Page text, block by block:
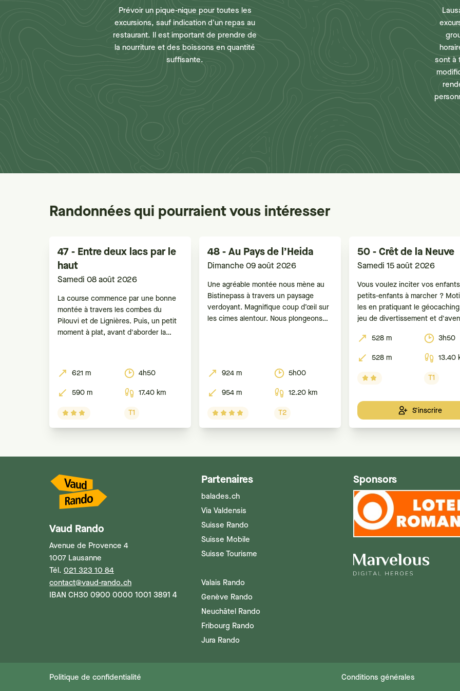
Prévoir un pique-nique pour toutes les
excursions, sauf indication d'un repas au
restaurant. Il est important de prendre de
la nourriture et des boissons en quantité
suffisante.
sont à
Randonnées qui pourraient vous intéresser
47 - Entre deux lacs par le
haut
Samedi 08 août 2026
La course commence par une bonne
montée à travers les combes du
Pilouvi et de Lignières. Puis, un petit
moment à plat, avant d'aborder la
621 m
4h50
590 m
17.40 km
T1
48 - Au Pays de l’Heida
Dimanche 09 août 2026
Une agréable montée nous mène au
Bistinepass à travers un paysage
verdoyant. Magnifique coup d’œil sur
les cimes alentour. Nous plongeons
courte descente
924 m
5h00
954 m
12.20 km
T2
50 - Crêt de la Neuve
Samedi 15 août 2026
Vous voulez inciter vos
petits-enfants à marcher ?
les en pratiquant le
jeu de divertissement et
tech et course d’orientation. A
d'un GPS ou d'un smartphone,
est de retrouver des boîtes
caches ou géocaches)
528 m
3h50
528 m
13.40
T1
S'inscrire
Vaud Rando
Avenue de Provence 4
1007 Lausanne
Tél. 021 323 10 84
contact@vaud-rando.ch
IBAN CH30 0900 0000 1001 3891 4
Partenaires
balades.ch
Via Valdensis
Suisse Rando
Suisse Mobile
Suisse Tourisme
Valais Rando
Genève Rando
Neuchâtel Rando
Fribourg Rando
Jura Rando
Sponsors
Politique de confidentialité Conditions générales